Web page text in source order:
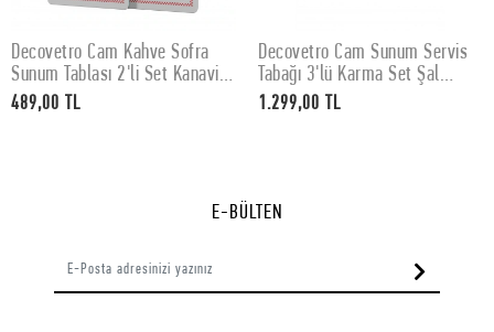
SEPETE EKLE
Decovetro Cam Kahve Sofra
Sunum Tablası 2'li Set Kanaviçe
Desenli 30 x 15 cm
489,00 TL
SEPETE EKLE
Decovetro Cam Sunum Servis
Tabağı 3'lü Karma Set Şal
Desenli
1.299,00 TL
E-BÜLTEN